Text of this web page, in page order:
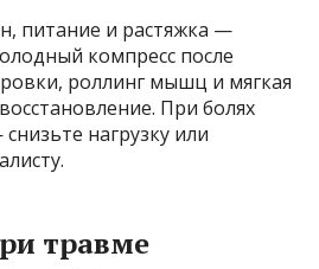
питание и растяжка —
компресс после
роллинг мышц и мягкая
При болях
нагрузку или
травме